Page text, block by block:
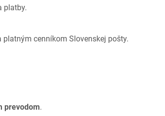
platby.
cenníkom Slovenskej pošty.
prevodom.